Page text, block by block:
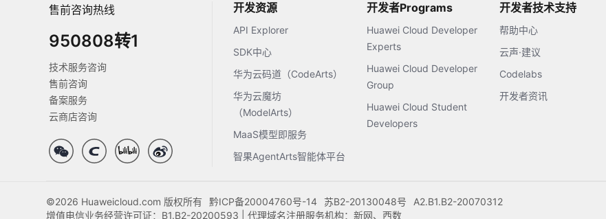
售前咨询热线
950808转1
技术服务咨询
售前咨询
备案服务
云商店咨询
开发资源
API Explorer
SDK中心
华为云码道（CodeArts）
华为云魔坊
（ModelArts）
MaaS模型即服务
智果AgentArts智能体平台
开发者Programs
Huawei Cloud Developer
Experts
Huawei Cloud Developer
Group
Huawei Cloud Student
Developers
开发者技术支持
帮助中心
云声·建议
Codelabs
开发者资讯
©2026 Huaweicloud.com 版权所有 黔ICP备20004760号-14 苏B2-20130048号
A2.B1.B2-20070312
增值电信业务经营许可证：B1.B2-20200593 | 代理域名注册服务机构：新网、西数